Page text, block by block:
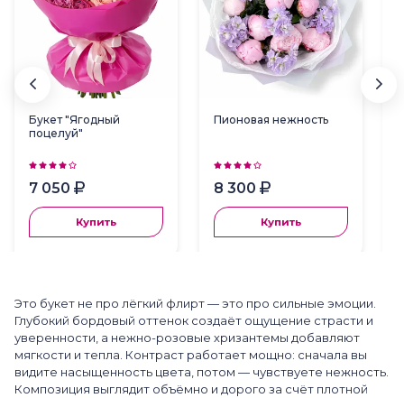
Букет "Ягодный
поцелуй"
7 050
Купить
Пионовая нежность
8 300
Купить
Это букет не про лёгкий флирт — это про сильные эмоции.
Глубокий бордовый оттенок создаёт ощущение страсти и
уверенности, а нежно-розовые хризантемы добавляют
мягкости и тепла. Контраст работает мощно: сначала вы
видите насыщенность цвета, потом — чувствуете нежность.
Композиция выглядит объёмно и дорого за счёт плотной